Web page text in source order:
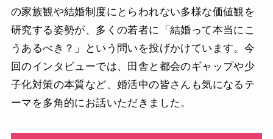
の家族観や結婚制度にとらわれない多様な価値観を
研究する姿勢が、多くの若者に「結婚って本当にこ
うあるべき？」という問いを投げかけています。今
回のインタビューでは、田舎と都会のギャップや少
子化対策の本質など、婚活中の皆さんも気になるテ
ーマを多角的にお話いただきました。